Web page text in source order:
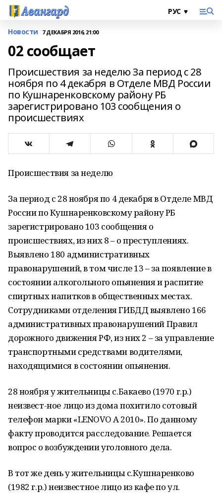
Новости 7 ДЕКАБРЯ 2016, 21:00
02 сообщает
Происшествия за неделю За период с 28
ноября по 4 декабря в Отделе МВД России
по Кушнаренковскому району РБ
зарегистрировано 103 сообщения о
происшествиях
Происшествия за неделю
За период с 28 ноября по 4 декабря в Отделе МВД
России по Кушнаренковскому району РБ
зарегистрировано 103 сообщения о
происшествиях, из них 8 – о преступлениях.
Выявлено 180 административных
правонарушений, в том числе 13 – за появление в
состоянии алкогольного опьянения и распитие
спиртных напитков в общественных местах.
Сотрудниками отделения ГИБДД выявлено 166
административных правонарушений Правил
дорожного движения РФ, из них 2 – за управление
транспортными средствами водителями,
находящимися в состоянии опьянения.
28 ноября у жительницы с.Бакаево (1970 г.р.)
неизвест-ное лицо из дома похитило сотовый
телефон марки «LENOVO A 2010». По данному
факту проводится расследование. Решается
вопрос о возбуждении уголовного дела.
В тот же день у жительницы с.Кушнаренково
(1982 г.р.) неизвестное лицо из кафе по ул.